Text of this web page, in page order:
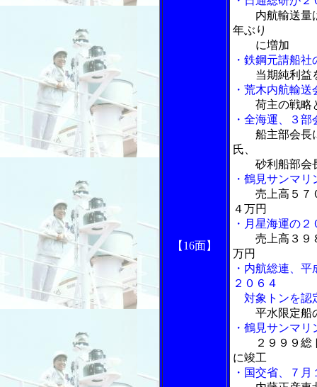
【16面】
内航輸送量
年ぶり
に増加
・鉄鋼元請船
当期純利益
・荒木内航輸
荷主の戦略
・全海運、３
船主部会長
氏、
砂利船部会長
・鶴見サンマ
売上高５７
４万円
・月星海運の
売上高３９
万円
・内航総連、
２０６４
対象トンを認
平水限定船の
・鶴見サンマ
２９９９
に竣工
・国交省、７